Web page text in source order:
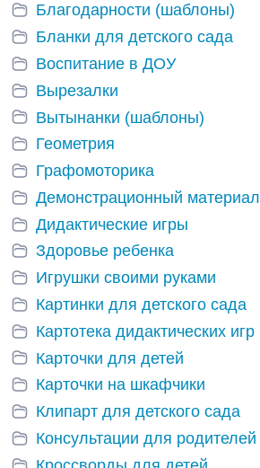
Благодарности (шаблоны)
Бланки для детского сада
Воспитание в ДОУ
Вырезалки
Вытынанки (шаблоны)
Геометрия
Графомоторика
Демонстрационный материал
Дидактические игры
Здоровье ребенка
Игрушки своими руками
Картинки для детского сада
Картотека дидактических игр
Карточки для детей
Карточки на шкафчики
Клипарт для детского сада
Консультации для родителей